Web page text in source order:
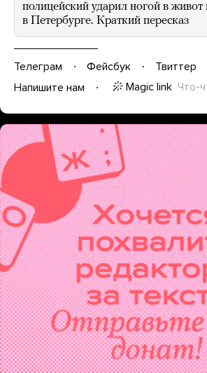
полицейский ударил ногой в живот
в Петербурге. Краткий пересказ
Телеграм Фейсбук Твиттер
Напишите нам
Magic link Что-